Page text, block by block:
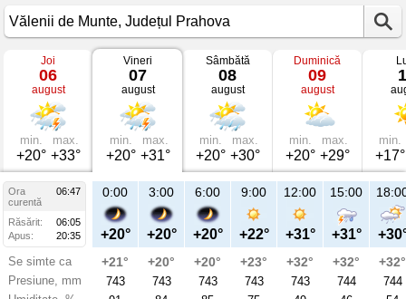
Vremea
Vălenii
Munte
mâine
Județul
Prahova
Joi
06
august
min.
+20°
max.
+33°
Vineri
07
august
min.
+20°
max.
+31°
Sâmbătă
08
august
min.
+20°
max.
+30°
Duminică
09
august
min.
+20°
max.
+29°
min.
+17°
Ora
06:47
curentă
Răsărit:
06:05
Apus:
20:35
Se simte ca
Presiune, mm
21:00
+24°
+24°
743
Vi
aug
0:00
+20°
+21°
743
3:00
+20°
+20°
743
6:00
+20°
+20°
743
9:00
+22°
+23°
743
12:00
+31°
+32°
743
15:00
+31°
+32°
744
+32°
744